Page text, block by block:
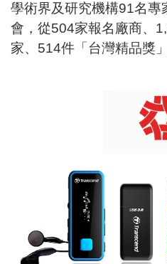
學術界及研究機構91名專
會，從504家報名廠商、
家、514件「台灣精品獎」